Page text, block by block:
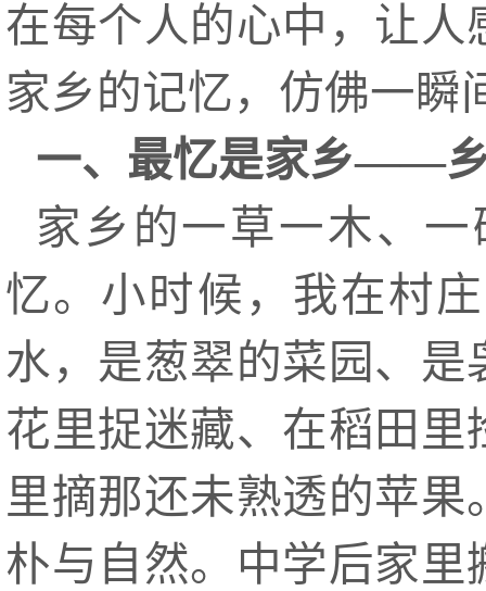
在每个人的心中，让
家乡的记忆，仿佛一瞬
一、最忆是家乡——
家乡的一草一木、
忆。小时候，我在村
水，是葱翠的菜园、
花里捉迷藏、在稻田
里摘那还未熟透的苹
朴与自然。中学后家